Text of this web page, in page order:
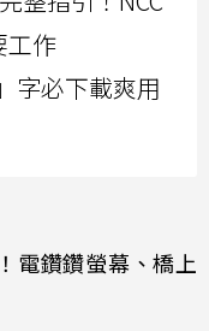
工作
字必下載爽用
電鑽鑽螢幕、橋上